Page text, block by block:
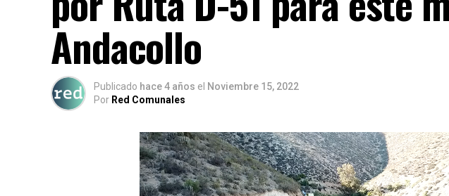
Andacollo
Publicado hace 4 años el Noviembre 15, 2022
Por Red Comunales